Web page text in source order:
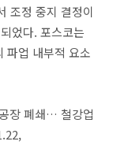
조정 중지 결정이
었다. 포스코는
파업 내부적 요소
장 폐쇄… 철강업